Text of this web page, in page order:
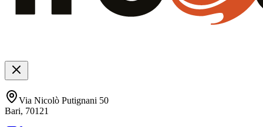
Via Nicolò Putignani 50
Bari, 70121